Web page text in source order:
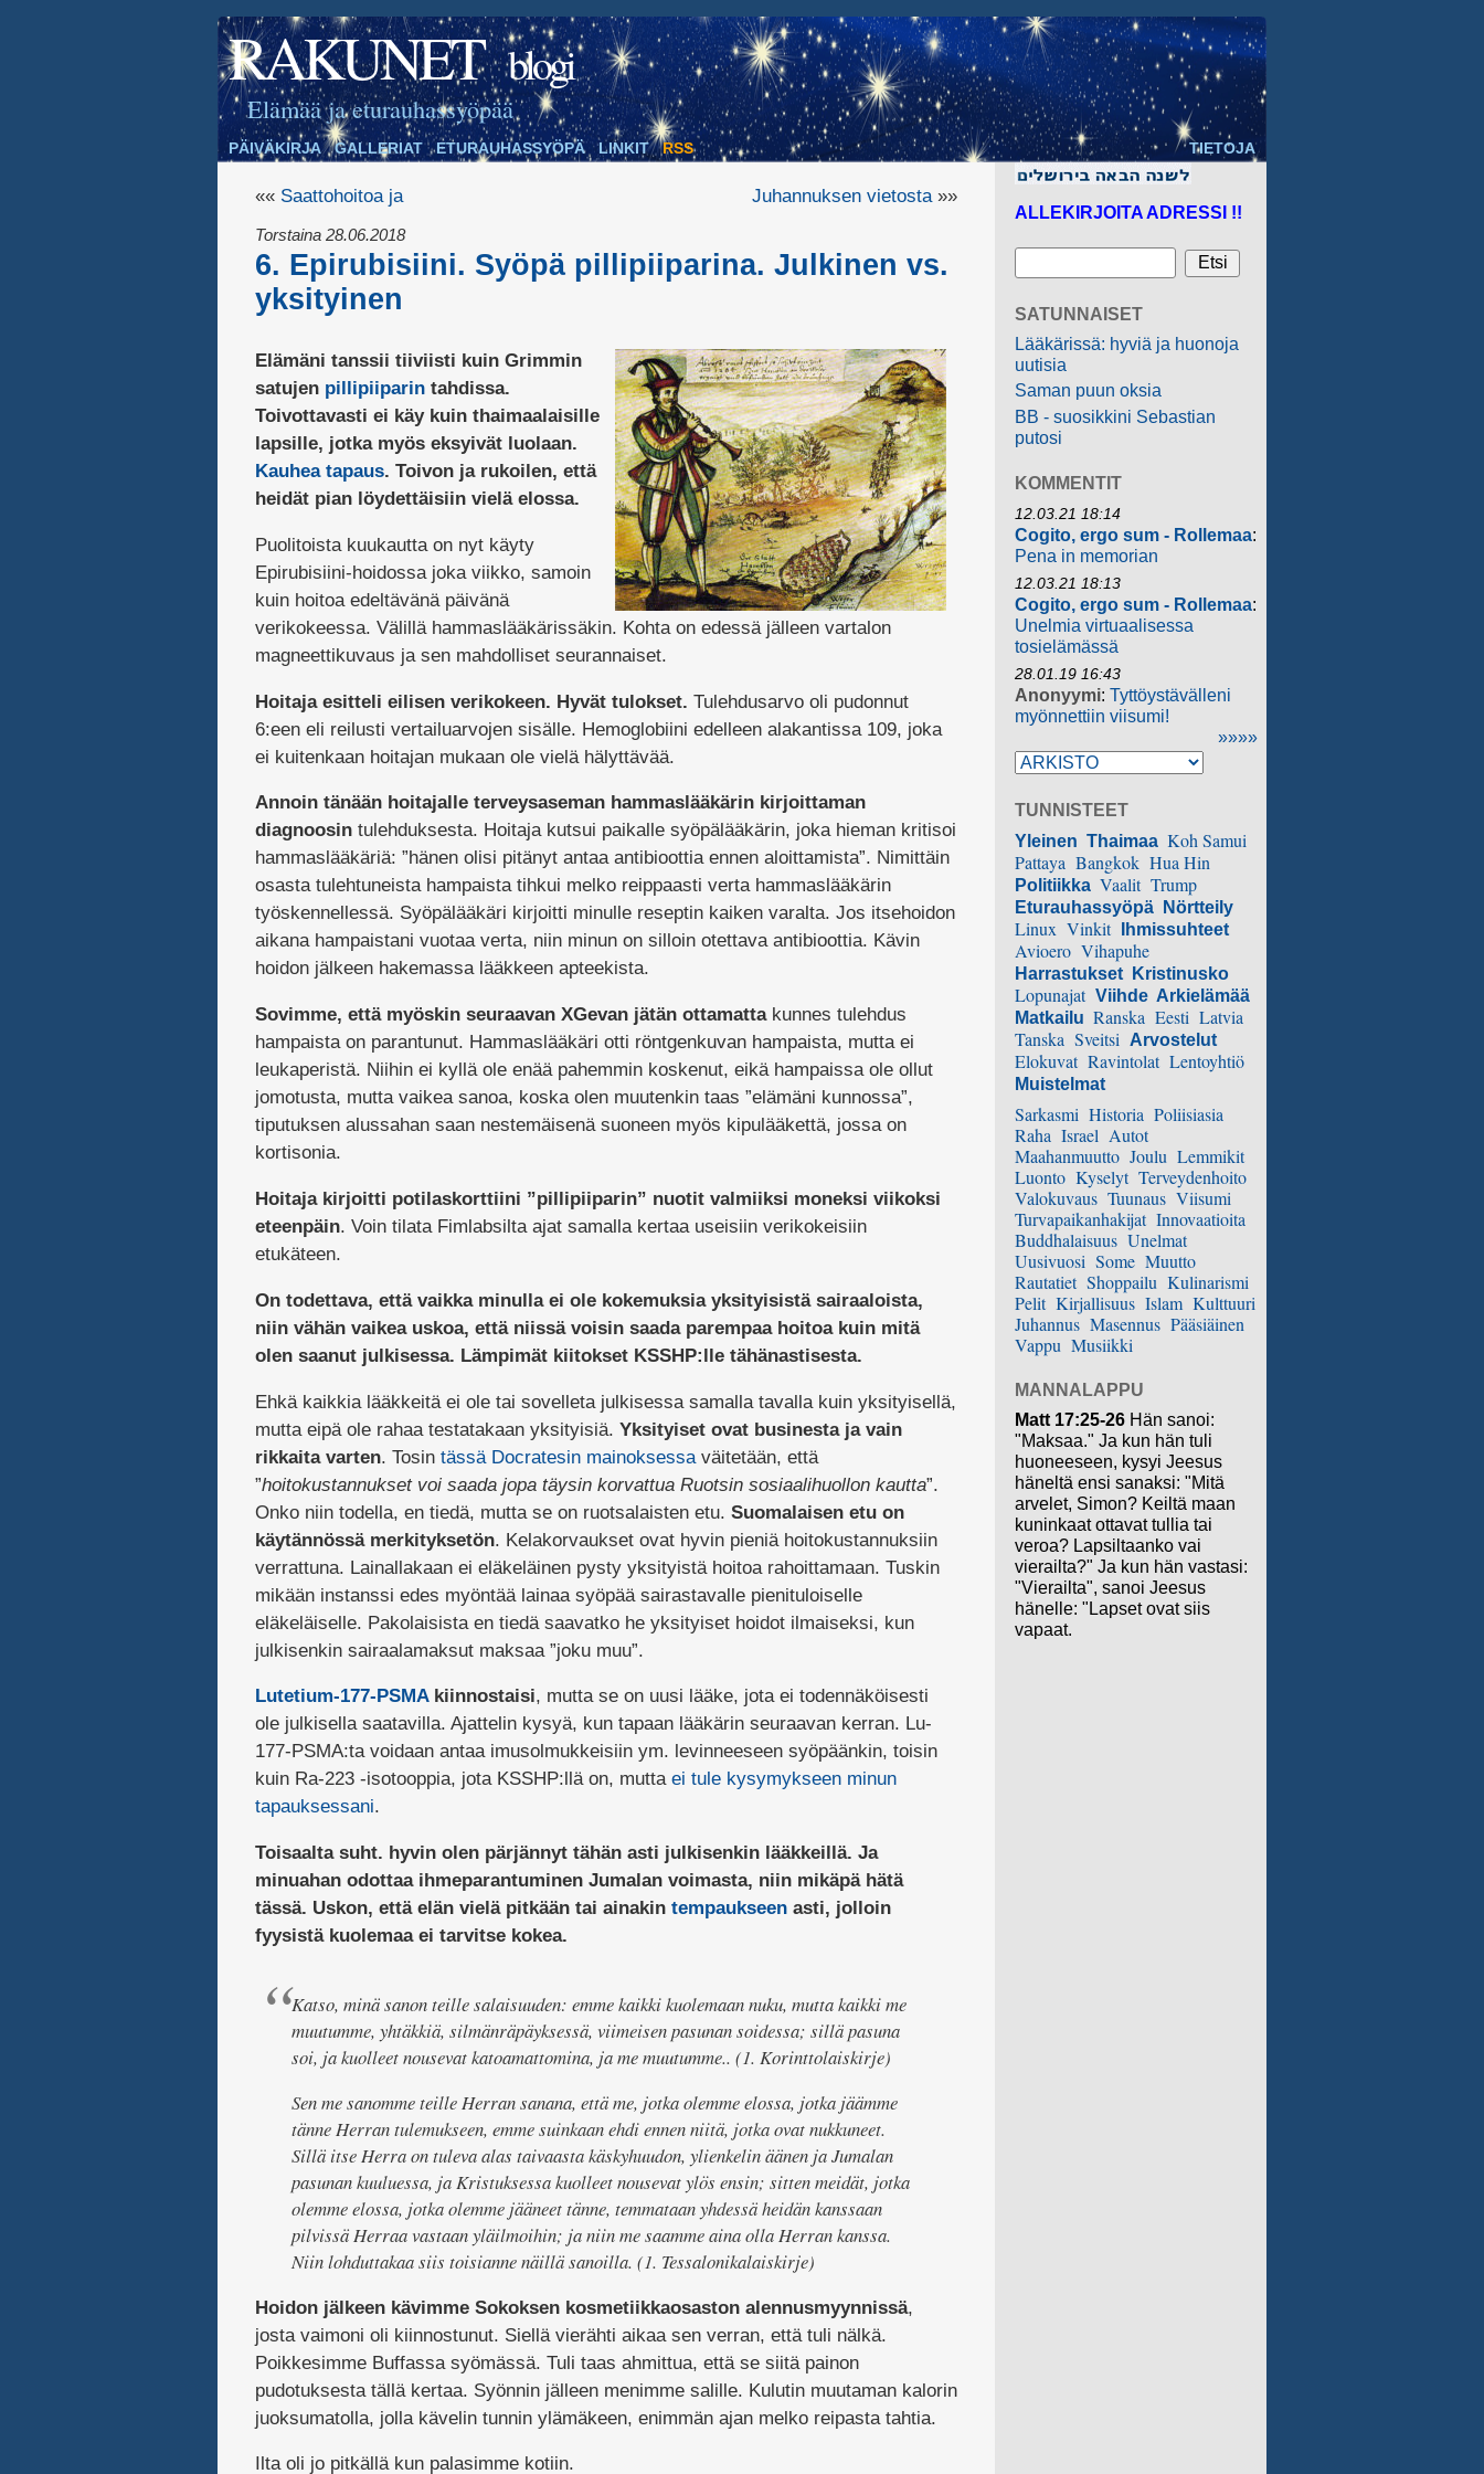
RAKUNET blogi
Elämää ja eturauhassyöpää
PÄIVÄKIRJA GALLERIAT ETURAUHASSYÖPÄ LINKIT RSS TIETOJA
«« Saattohoitoa ja Juhannuksen vietosta»»
Torstaina 28.06.2018
6. Epirubisiini. Syöpä pillipiiparina. Julkinen vs.
yksityinen
Elämäni tanssii tiiviisti kuin Grimmin
satujen pillipiiparintahdissa.
Toivottavasti ei käy kuin thaimaalaisille
lapsille, jotka myös eksyivät luolaan.
Kauhea tapaus. Toivon ja rukoilen, että
heidät pian löydettäisiin vielä elossa.
Puolitoista kuukautta on nyt käyty
Epirubisiini-hoidossa joka viikko, samoin
kuin hoitoa edeltävänä päivänä
verikokeessa. Välillä hammaslääkärissäkin. Kohta on edessä jälleen vartalon
magneettikuvaus ja sen mahdolliset seurannaiset.
Hoitaja esitteli eilisen verikokeen. Hyvät tulokset. Tulehdusarvo oli pudonnut
6:een eli reilusti vertailuarvojen sisälle. Hemoglobiini edelleen alakantissa 109, joka
ei kuitenkaan hoitajan mukaan ole vielä hälyttävää.
Annoin tänään hoitajalle terveysaseman hammaslääkärin kirjoittaman
diagnoosintulehduksesta. Hoitaja kutsui paikalle syöpälääkärin, joka hieman kritisoi
hammaslääkäriä: ”hänen olisi pitänyt antaa antibioottia ennen aloittamista”. Nimittäin
osasta tulehtuneista hampaista tihkui melko reippaasti verta hammaslääkärin
työskennellessä. Syöpälääkäri kirjoitti minulle reseptin kaiken varalta. Jos itsehoidon
aikana hampaistani vuotaa verta, niin minun on silloin otettava antibioottia. Kävin
hoidon jälkeen hakemassa lääkkeen apteekista.
Sovimme, että myöskin seuraavan XGevan jätän ottamattakunnes tulehdus
hampaista on parantunut. Hammaslääkäri otti röntgenkuvan hampaista, mutta ei
leukaperistä. Niihin ei kyllä ole enää pahemmin koskenut, eikä hampaissa ole ollut
jomotusta, mutta vaikea sanoa, koska olen muutenkin taas ”elämäni kunnossa”,
tiputuksen alussahan saan nestemäisenä suoneen myös kipulääkettä, jossa on
kortisonia.
Hoitaja kirjoitti potilaskorttiini ”pillipiiparin” nuotit valmiiksi moneksi viikoksi
eteenpäin. Voin tilata Fimlabsilta ajat samalla kertaa useisiin verikokeisiin
etukäteen.
On todettava, että vaikka minulla ei ole kokemuksia yksityisistä sairaaloista,
niin vähän vaikea uskoa, että niissä voisin saada parempaa hoitoa kuin mitä
olen saanut julkisessa. Lämpimät kiitokset KSSHP:lle tähänastisesta.
Ehkä kaikkia lääkkeitä ei ole tai sovelleta julkisessa samalla tavalla kuin yksityisellä,
mutta eipä ole rahaa testatakaan yksityisiä. Yksityiset ovat businesta ja vain
rikkaita varten. Tosin tässä Docratesin mainoksessaväitetään, että
”hoitokustannukset voi saada jopa täysin korvattua Ruotsin sosiaalihuollon kautta”.
Onko niin todella, en tiedä, mutta se on ruotsalaisten etu. Suomalaisen etu on
käytännössä merkityksetön. Kelakorvaukset ovat hyvin pieniä hoitokustannuksiin
verrattuna. Lainallakaan ei eläkeläinen pysty yksityistä hoitoa rahoittamaan. Tuskin
mikään instanssi edes myöntää lainaa syöpää sairastavalle pienituloiselle
eläkeläiselle. Pakolaisista en tiedä saavatko he yksityiset hoidot ilmaiseksi, kun
julkisenkin sairaalamaksut maksaa ”joku muu”.
Lutetium-177-PSMAkiinnostaisi, mutta se on uusi lääke, jota ei todennäköisesti
ole julkisella saatavilla. Ajattelin kysyä, kun tapaan lääkärin seuraavan kerran. Lu-
177-PSMA:ta voidaan antaa imusolmukkeisiin ym. levinneeseen syöpäänkin, toisin
kuin Ra-223 -isotooppia, jota KSSHP:llä on, mutta ei tule kysymykseen minun
tapauksessani.
Toisaalta suht. hyvin olen pärjännyt tähän asti julkisenkin lääkkeillä. Ja
minuahan odottaa ihmeparantuminen Jumalan voimasta, niin mikäpä hätä
tässä. Uskon, että elän vielä pitkään tai ainakin tempaukseenasti, jolloin
fyysistä kuolemaa ei tarvitse kokea.
Katso, minä sanon teille salaisuuden: emme kaikki kuolemaan nuku, mutta kaikki me
muutumme, yhtäkkiä, silmänräpäyksessä, viimeisen pasunan soidessa; sillä pasuna
soi, ja kuolleet nousevat katoamattomina, ja me muutumme.. (1. Korinttolaiskirje)
Sen me sanomme teille Herran sanana, että me, jotka olemme elossa, jotka jäämme
tänne Herran tulemukseen, emme suinkaan ehdi ennen niitä, jotka ovat nukkuneet.
Sillä itse Herra on tuleva alas taivaasta käskyhuudon, ylienkelin äänen ja Jumalan
pasunan kuuluessa, ja Kristuksessa kuolleet nousevat ylös ensin; sitten meidät, jotka
olemme elossa, jotka olemme jääneet tänne, temmataan yhdessä heidän kanssaan
pilvissä Herraa vastaan yläilmoihin; ja niin me saamme aina olla Herran kanssa.
Niin lohduttakaa siis toisianne näillä sanoilla. (1. Tessalonikalaiskirje)
Hoidon jälkeen kävimme Sokoksen kosmetiikkaosaston alennusmyynnissä,
josta vaimoni oli kiinnostunut. Siellä vierähti aikaa sen verran, että tuli nälkä.
Poikkesimme Buffassa syömässä. Tuli taas ahmittua, että se siitä painon
pudotuksesta tällä kertaa. Syönnin jälleen menimme salille. Kulutin muutaman kalorin
juoksumatolla, jolla kävelin tunnin ylämäkeen, enimmän ajan melko reipasta tahtia.
Ilta oli jo pitkällä kun palasimme kotiin.
ALLEKIRJOITA ADRESSI !!
SATUNNAISET
Lääkärissä: hyviä ja huonoja
uutisia
Saman puun oksia
BB - suosikkini Sebastian
putosi
KOMMENTIT
12.03.21 18:14
Cogito, ergo sum - Rollemaa:
Pena in memorian
12.03.21 18:13
Cogito, ergo sum - Rollemaa:
Unelmia virtuaalisessa
tosielämässä
28.01.19 16:43
Anonyymi: Tyttöystävälleni
myönnettiin viisumi!
»»»»
TUNNISTEET
Yleinen Thaimaa Koh Samui
Pattaya Bangkok Hua Hin
Politiikka Vaalit Trump
Eturauhassyöpä Nörtteily
Linux Vinkit Ihmissuhteet
Avioero Vihapuhe
Harrastukset Kristinusko
Lopunajat Viihde Arkielämää
Matkailu Ranska Eesti Latvia
Tanska Sveitsi Arvostelut
Elokuvat Ravintolat Lentoyhtiö
Muistelmat
Sarkasmi Historia Poliisiasia
Raha Israel Autot
Maahanmuutto Joulu Lemmikit
Luonto Kyselyt Terveydenhoito
Valokuvaus Tuunaus Viisumi
Turvapaikanhakijat Innovaatioita
Buddhalaisuus Unelmat
Uusivuosi Some Muutto
Rautatiet Shoppailu Kulinarismi
Pelit Kirjallisuus Islam Kulttuuri
Juhannus Masennus Pääsiäinen
Vappu Musiikki
MANNALAPPU
Matt 17:25-26 Hän sanoi:
"Maksaa." Ja kun hän tuli
huoneeseen, kysyi Jeesus
häneltä ensi sanaksi: "Mitä
arvelet, Simon? Keiltä maan
kuninkaat ottavat tullia tai
veroa? Lapsiltaanko vai
vierailta?" Ja kun hän vastasi:
"Vierailta", sanoi Jeesus
hänelle: "Lapset ovat siis
vapaat.